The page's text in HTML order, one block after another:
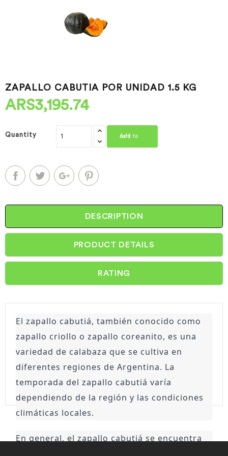
ZAPALLO CABUTIA POR UNIDAD 1.5 KG
ARS3,195.74
Quantity Add to cart
DESCRIPTION
PRODUCT DETAILS
RATING
El zapallo cabutiá, también conocido como
zapallo criollo o zapallo coreanito, es una
variedad de calabaza que se cultiva en
diferentes regiones de Argentina. La
temporada del zapallo cabutiá varía
dependiendo de la región y las condiciones
climáticas locales.
En general, el zapallo cabutiá se encuentra